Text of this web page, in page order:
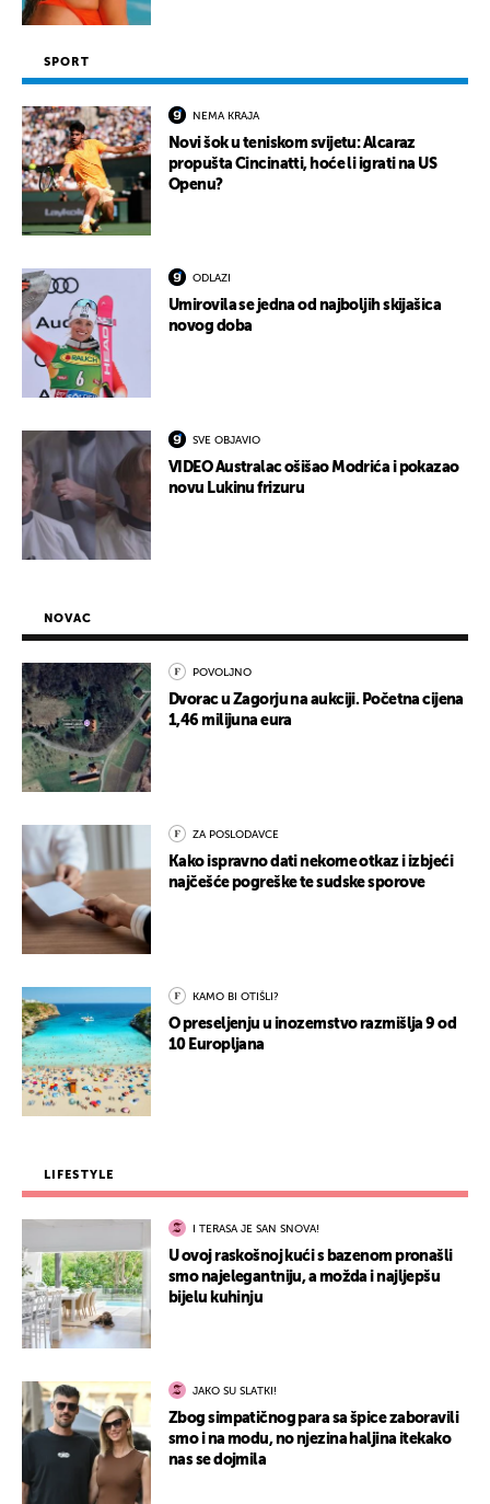
SPORT
NEMA KRAJA
Novi šok u teniskom svijetu: Alcaraz
propušta Cincinatti, hoće li igrati na US
Openu?
ODLAZI
Umirovila se jedna od najboljih skijašica
novog doba
SVE OBJAVIO
VIDEO Australac ošišao Modrića i pokazao
novu Lukinu frizuru
NOVAC
POVOLJNO
Dvorac u Zagorju na aukciji. Početna cijena
1,46 milijuna eura
ZA POSLODAVCE
Kako ispravno dati nekome otkaz i izbjeći
najčešće pogreške te sudske sporove
KAMO BI OTIŠLI?
O preseljenju u inozemstvo razmišlja 9 od
10 Europljana
LIFESTYLE
I TERASA JE SAN SNOVA!
U ovoj raskošnoj kući s bazenom pronašli
smo najelegantniju, a možda i najljepšu
bijelu kuhinju
JAKO SU SLATKI!
Zbog simpatičnog para sa špice zaboravili
smo i na modu, no njezina haljina itekako
nas se dojmila